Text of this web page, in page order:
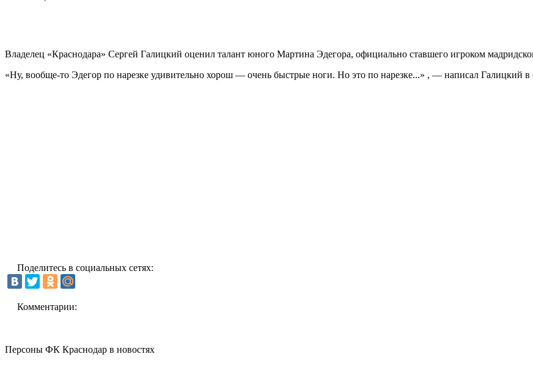
Владелец «Краснодара» Сергей Галицкий оценил талант юного Мартина Эдегора, официально ставшего игроком
«Ну, вообще-то Эдегор по нарезке удивительно хорош — очень быстрые ноги. Но это по нарезке...» , — написал Галицкий в
Поделитесь в социальных сетях:
Комментарии:
Персоны ФК Краснодар в новостях